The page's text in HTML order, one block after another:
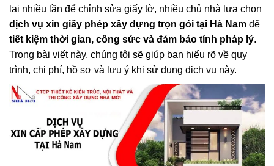
lại nhiều lần để chỉnh sửa giấy tờ, nhiều chủ nhà lựa chọn
dịch vụ xin giấy phép xây dựng trọn gói tại Hà Nam để
tiết kiệm thời gian, công sức và đảm bảo tính pháp lý.
Trong bài viết này, chúng tôi sẽ giúp bạn hiểu rõ về quy
trình, chi phí, hồ sơ và lưu ý khi sử dụng dịch vụ này.